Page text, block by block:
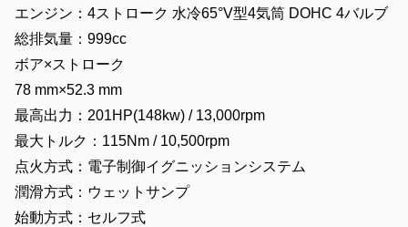
エンジン：4ストローク 水冷65°V型4気筒 DOHC 4バルブ
総排気量：999cc
ボア×ストローク
78 mm×52.3 mm
最高出力：201HP(148kw) / 13,000rpm
最大トルク：115Nm / 10,500rpm
点火方式：電子制御イグニッションシステム
潤滑方式：ウェットサンプ
始動方式：セルフ式